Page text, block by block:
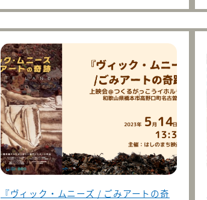
『ヴィック・ムニーズ / ごみアートの奇